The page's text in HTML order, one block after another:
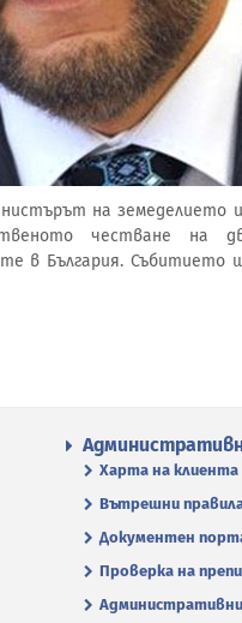
на земеделието
честване на
в България. Събитието
Харта на клиента
Вътрешни
Документен
Проверка на
Административни